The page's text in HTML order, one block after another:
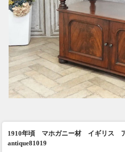
1910年頃 マホガニー材 イギリス
antique81019